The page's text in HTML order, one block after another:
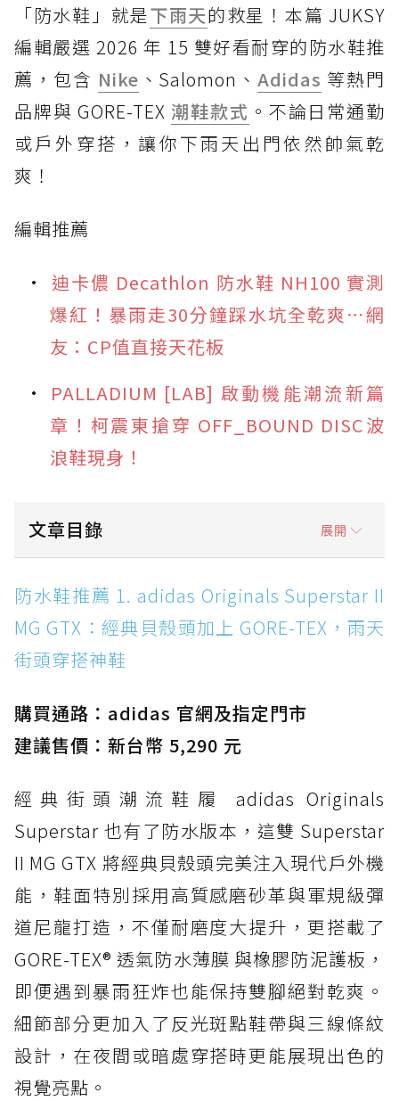
「防水鞋」就是下雨天的救星！本篇 JUKSY
編輯嚴選 2026 年 15 雙好看耐穿的防水鞋推
薦，包含 Nike 、Salomon、Adidas 等熱門
品牌與 GORE-TEX 潮鞋款式 。不論日常通勤
或戶外穿搭，讓你下雨天出門依然帥氣乾
爽！
編輯推薦
迪卡儂 Decathlon 防水鞋 NH100 實測
爆紅！暴雨走30分鐘踩水坑全乾爽⋯網
友：CP值直接天花板
PALLADIUM [LAB] 啟動機能潮流新篇
章！柯震東搶穿 OFF_BOUND DISC波
浪鞋現身！
文章目錄 展開
防水鞋推薦 1. adidas Originals Superstar II
MG GTX：經典貝殼頭加上 GORE-TEX，雨天街
頭穿搭神鞋
防水鞋推薦 2. New Balance Hierro v9 GORE-
防水鞋推薦 3. Nike Dunk Low GORE-TEX：
經典 Dunk 輪廓加上防水科技，雨天穿搭帥度不
打折
防水鞋推薦 4. ASICS TRABUCO 14 GTX：搭
載 GORE-TEX 隱形貼合科技，全方位防水神鞋
防水鞋推薦 5. Salomon XT-6 GORE-TEX：潮
人必備山系鞋王！防滑、防水與街頭顏值一次攻
頂
防水鞋推薦 6. HOKA Stinson Evo GTX：越野
復刻厚底，GORE-TEX 防水與增高神器一次滿
防水鞋推薦 7. Timberland Motion Access：
黃靴同級頂級防水，輕量化工裝健走鞋雨天必備
防水鞋推薦 7. Timberland Motion Access：
黃靴同級頂級防水，輕量化工裝健走鞋雨天必備
防水鞋推薦 1. adidas Originals Superstar II
MG GTX：經典貝殼頭加上 GORE-TEX，雨天
街頭穿搭神鞋
購買通路：adidas 官網及指定門市
建議售價：新台幣 5,290 元
經典街頭潮流鞋履 adidas Originals
Superstar 也有了防水版本，這雙 Superstar
II MG GTX 將經典貝殼頭完美注入現代戶外機
能，鞋面特別採用高質感磨砂革與軍規級彈
道尼龍打造，不僅耐磨度大提升，更搭載了
GORE-TEX® 透氣防水薄膜 與橡膠防泥護板，
即便遇到暴雨狂炸也能保持雙腳絕對乾爽。
細節部分更加入了反光斑點鞋帶與三線條紋
設計，在夜間或暗處穿搭時更能展現出色的
視覺亮點。